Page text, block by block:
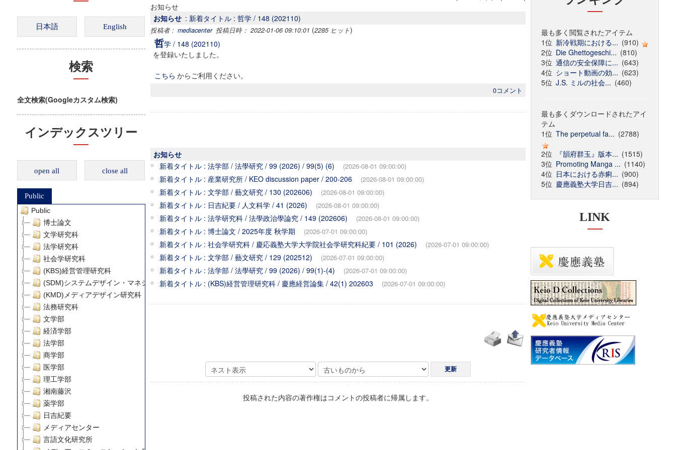
検索
全文検索(Googleカスタム検索)
インデックスツリー
open all close all
Public
Public
博士論文
文学研究科
法学研究科
社会学研究科
(KBS)経営管理研究科
(SDM)システムデザイン・マネジメント研究科
(KMD)メディアデザイン研究科
法務研究科
文学部
経済学部
法学部
商学部
医学部
理工学部
湘南藤沢
薬学部
日吉紀要
メディアセンター
言語文化研究所
お知らせ
お知らせ : 新着タイトル : 哲学 / 148 (202110)
投稿者 : mediacenter 投稿日時： 2022-01-06 09:10:01 (2285 ヒット)
哲学 / 148 (202110)
を登録いたしました。
こちら からご利用ください。
0コメント
お知らせ
新着タイトル : 法学部 / 法學研究 / 99 (2026) / 99(5) (6)
(2026-08-01 09:00:00)
新着タイトル : 産業研究所 / KEO discussion paper / 200-206 (2026-08-01 09:00:00)
新着タイトル : 文学部 / 藝文研究 / 130 (202606) (2026-08-01 09:00:00)
新着タイトル : 日吉紀要 / 人文科学 / 41 (2026) (2026-08-01 09:00:00)
新着タイトル : 法学研究科 / 法學政治學論究 / 149 (202606) (2026-08-01 09:00:00)
新着タイトル : 博士論文 / 2025年度 秋学期 (2026-07-01 09:00:00)
新着タイトル : 社会学研究科 / 慶応義塾大学大学院社会学研究科紀要 / 101 (2026) (2026-07-01 09:00:00)
新着タイトル : 文学部 / 藝文研究 / 129 (202512) (2026-07-01 09:00:00)
新着タイトル : 法学部 / 法學研究 / 99 (2026) / 99(1)-(4) (2026-07-01 09:00:00)
新着タイトル : (KBS)経営管理研究科 / 慶應経営論集 / 42(1) 202603 (2026-07-01 09:00:00)
投稿された内容の著作権はコメントの投稿者に帰属します。
最も多く閲覧されたアイテム
1位 新冷戦期における... (910)
2位 Die Ghettogeschi... (810)
3位 通信の安全保障に... (643)
4位 ショート動画の効... (623)
5位 J.S. ミルの社会... (460)
最も多くダウンロードされたアイ
テム
1位 The perpetual fa... (2788)
2位
『韻府群玉』版本... (1515)
3位 Promoting Manga ... (1140)
4位 日本における赤痢... (900)
5位 慶應義塾大学日吉... (894)
LINK